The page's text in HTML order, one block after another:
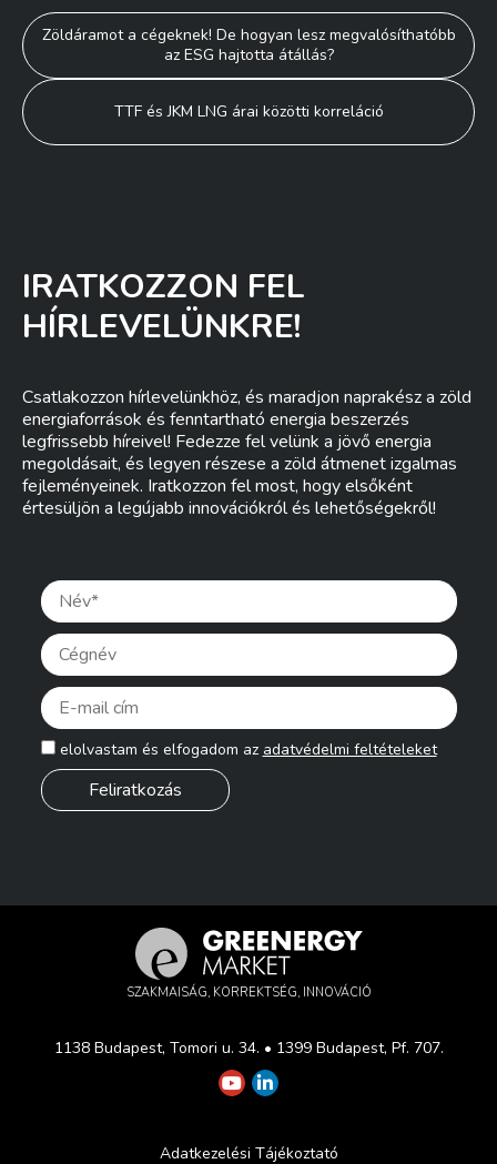
Bejegyzés
navigáció
Zöldáramot a cégeknek! De hogyan lesz megvalósíthatóbb
az ESG hajtotta átállás?
TTF és JKM LNG árai közötti korreláció
IRATKOZZON FEL
HÍRLEVELÜNKRE!
Csatlakozzon hírlevelünkhöz, és maradjon naprakész a zöld
energiaforrások és fenntartható energia beszerzés
legfrissebb híreivel! Fedezze fel velünk a jövő energia
megoldásait, és legyen részese a zöld átmenet izgalmas
fejleményeinek. Iratkozzon fel most, hogy elsőként
értesüljön a legújabb innovációkról és lehetőségekről!
elolvastam és elfogadom az adatvédelmi feltételeket
SZAKMAISÁG, KORREKTSÉG, INNOVÁCIÓ
1138 Budapest, Tomori u. 34. • 1399 Budapest, Pf. 707.
Adatkezelési Tájékoztató